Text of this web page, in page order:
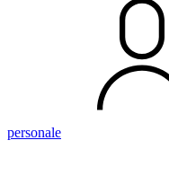
personale